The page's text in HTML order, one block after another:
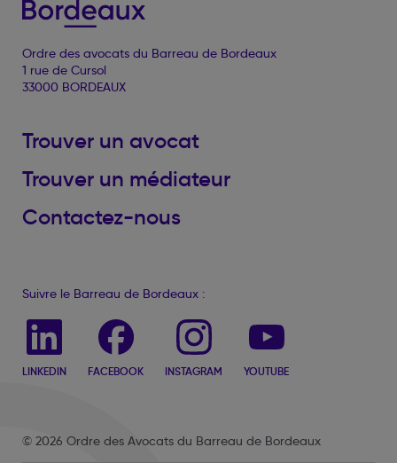
Ordre des avocats du Barreau de Bordeaux
1 rue de Cursol
33000 BORDEAUX
Trouver un avocat
Trouver un médiateur
Contactez-nous
Suivre le Barreau de Bordeaux :
LINKEDIN FACEBOOK INSTAGRAM YOUTUBE
© 2026 Ordre des Avocats du Barreau de Bordeaux